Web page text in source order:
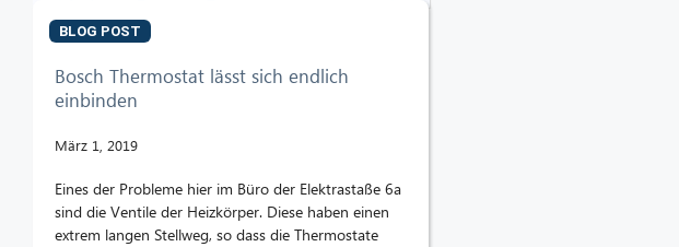
BLOG POST
Bosch Thermostat lässt sich endlich
einbinden
März 1, 2019
Eines der Probleme hier im Büro der Elektrastaße 6a
sind die Ventile der Heizkörper. Diese haben einen
extrem langen Stellweg, so dass die Thermostate